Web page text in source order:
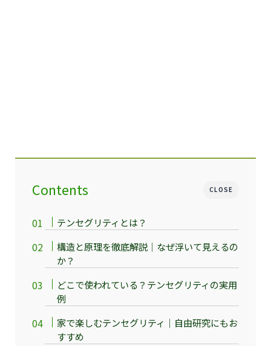
CLOSE
Contents
テンセグリティとは？
構造と原理を徹底解説｜なぜ浮いて見えるの
か？
どこで使われている？テンセグリティの実用
例
家で楽しむテンセグリティ｜自由研究にもお
すすめ